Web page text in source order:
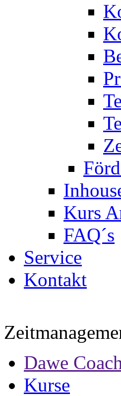
Kurs
FAQ´s
Service
Kontakt
Dawe
Kurse